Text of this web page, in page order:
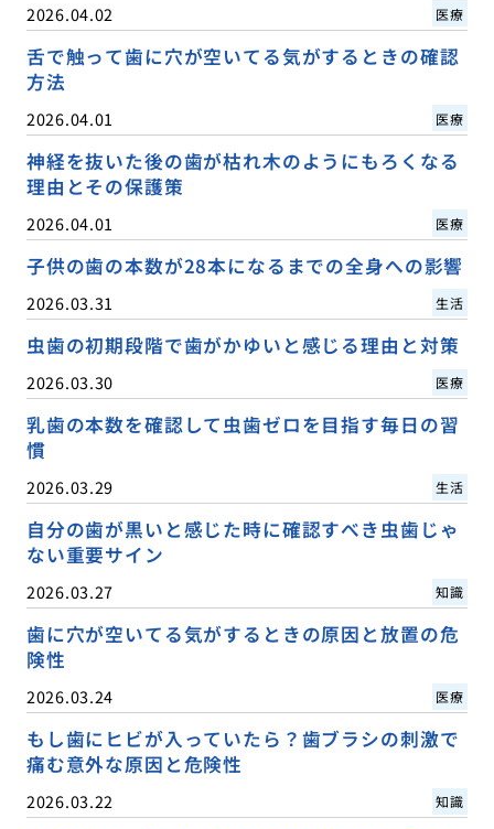
2026.04.02 医療
舌で触って歯に穴が空いてる気がするときの確認
方法
2026.04.01 医療
神経を抜いた後の歯が枯れ木のようにもろくなる
理由とその保護策
2026.04.01 医療
子供の歯の本数が28本になるまでの全身への影響
2026.03.31 生活
虫歯の初期段階で歯がかゆいと感じる理由と対策
2026.03.30 医療
乳歯の本数を確認して虫歯ゼロを目指す毎日の習
慣
2026.03.29 生活
自分の歯が黒いと感じた時に確認すべき虫歯じゃ
ない重要サイン
2026.03.27 知識
歯に穴が空いてる気がするときの原因と放置の危
険性
2026.03.24 医療
もし歯にヒビが入っていたら？歯ブラシの刺激で
痛む意外な原因と危険性
2026.03.22 知識